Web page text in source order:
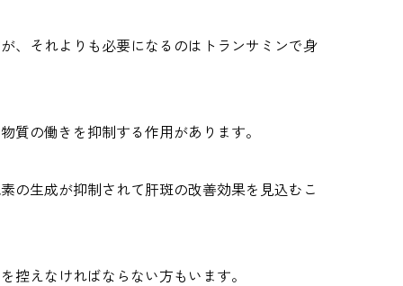
、それよりも必要になるのはトランサミンで身
質の働きを抑制する作用があります。
の生成が抑制されて肝斑の改善効果を見込むこ
控えなければならない方もいます。